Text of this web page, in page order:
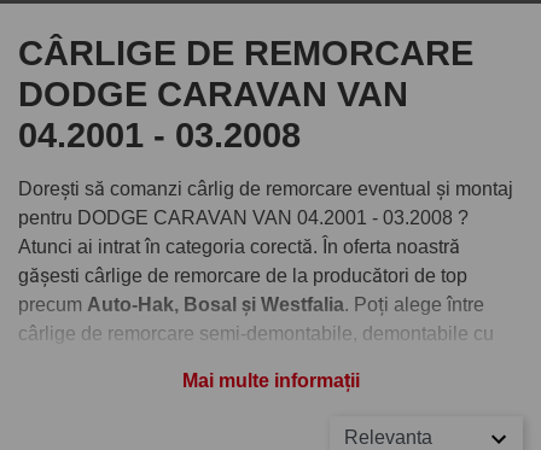
CÂRLIGE DE REMORCARE
DODGE CARAVAN VAN
04.2001 - 03.2008
Dorești să comanzi cârlig de remorcare eventual și montaj
pentru DODGE CARAVAN VAN 04.2001 - 03.2008 ?
Atunci ai intrat în categoria corectă. În oferta noastră
gășesti cârlige de remorcare de la producători de top
precum Auto-Hak, Bosal și Westfalia. Poți alege între
cârlige de remorcare semi-demontabile, demontabile cu
Mai multe informații
Relevanta